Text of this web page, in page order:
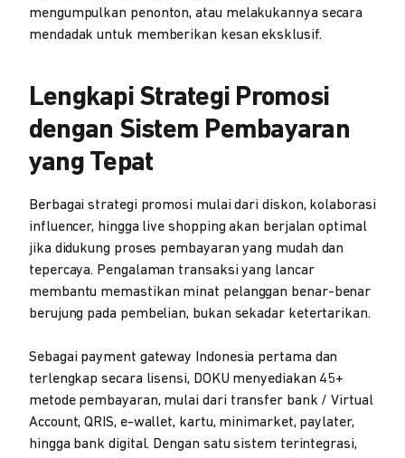
mengumpulkan penonton, atau melakukannya secara
mendadak untuk memberikan kesan eksklusif.
Lengkapi Strategi Promosi
dengan Sistem Pembayaran
yang Tepat
Berbagai strategi promosi mulai dari diskon, kolaborasi
influencer, hingga live shopping akan berjalan optimal
jika didukung proses pembayaran yang mudah dan
tepercaya. Pengalaman transaksi yang lancar
membantu memastikan minat pelanggan benar-benar
berujung pada pembelian, bukan sekadar ketertarikan.
Sebagai payment gateway Indonesia pertama dan
terlengkap secara lisensi, DOKU menyediakan 45+
metode pembayaran, mulai dari transfer bank / Virtual
Account, QRIS, e-wallet, kartu, minimarket, paylater,
hingga bank digital. Dengan satu sistem terintegrasi,